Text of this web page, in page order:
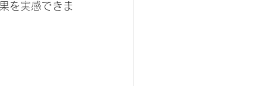
を実感できま